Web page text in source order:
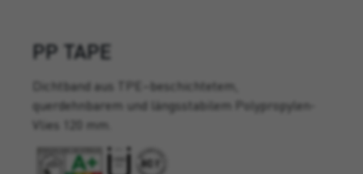
PP TAPE
Dichtband aus TPE–beschichtetem,
querdehnbarem und längsstabilem Polypropylen-
Vlies 120 mm.